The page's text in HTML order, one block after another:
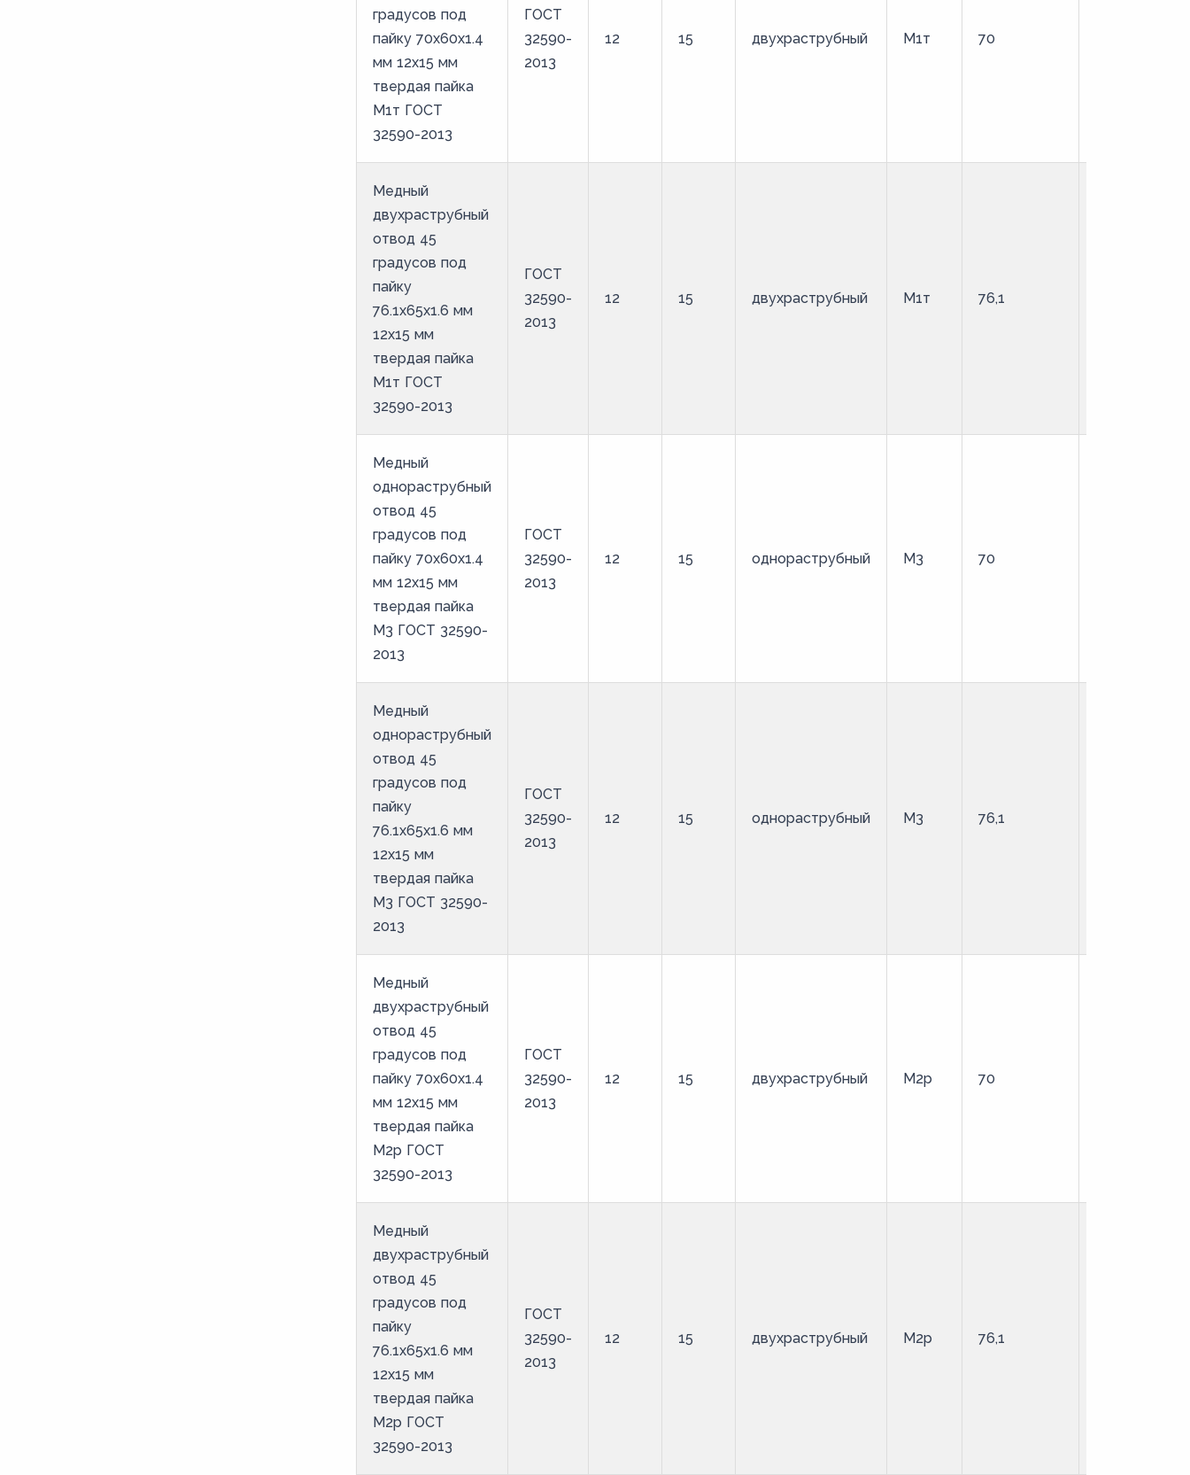
градусов под
пайку 70х60х1.4
мм 12х15 мм
твердая пайка
М1т ГОСТ
32590-2013
ГОСТ
32590-
2013
12 15 двухраструбный М1т 70
Медный
двухраструбный
отвод 45
градусов под
пайку
76.1х65х1.6 мм
12х15 мм
твердая пайка
М1т ГОСТ
32590-2013
ГОСТ
32590-
2013
12 15 двухраструбный М1т 76,1
Медный
однораструбный
отвод 45
градусов под
пайку 70х60х1.4
мм 12х15 мм
твердая пайка
М3 ГОСТ 32590-
2013
ГОСТ
32590-
2013
12 15 однораструбный М3 70
Медный
однораструбный
отвод 45
градусов под
пайку
76.1х65х1.6 мм
12х15 мм
твердая пайка
М3 ГОСТ 32590-
2013
ГОСТ
32590-
2013
12 15 однораструбный М3 76,1
Медный
двухраструбный
отвод 45
градусов под
пайку 70х60х1.4
мм 12х15 мм
твердая пайка
М2р ГОСТ
32590-2013
ГОСТ
32590-
2013
12 15 двухраструбный М2р 70
Медный
двухраструбный
отвод 45
градусов под
пайку
76.1х65х1.6 мм
12х15 мм
твердая пайка
М2р ГОСТ
32590-2013
ГОСТ
32590-
2013
12 15 двухраструбный М2р 76,1